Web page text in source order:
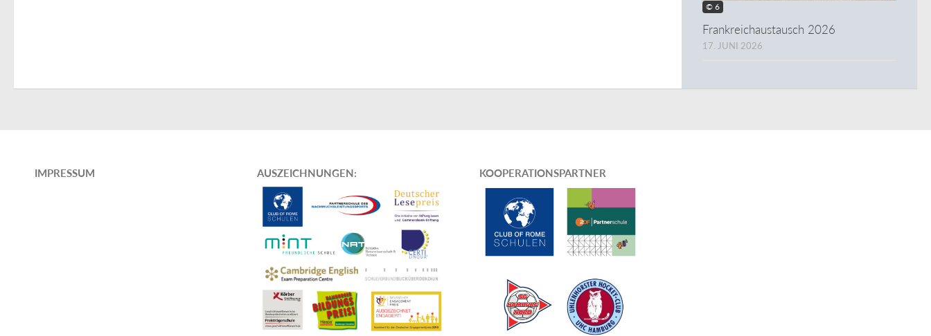
© 6
Frankreichaustausch 2026
17. JUNI 2026
IMPRESSUM AUSZEICHNUNGEN: KOOPERATIONSPARTNER